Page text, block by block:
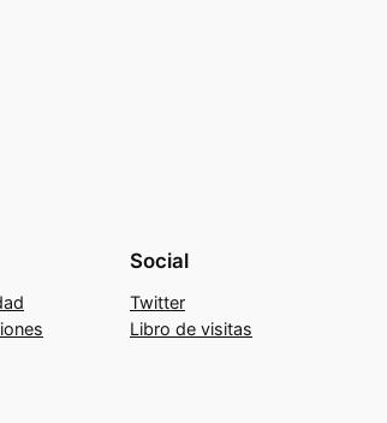
Social
Twitter
Libro de visitas